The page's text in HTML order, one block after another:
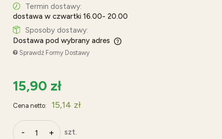
Termin dostawy:
dostawa w czwartki 16.00- 20.00
Sposoby dostawy:
Dostawa pod wybrany adres
Cena nie zawiera ewentualnych kosztów płatności
Sprawdź Formy Dostawy
15,90 zł
Cena netto: 15,14 zł
- + szt.